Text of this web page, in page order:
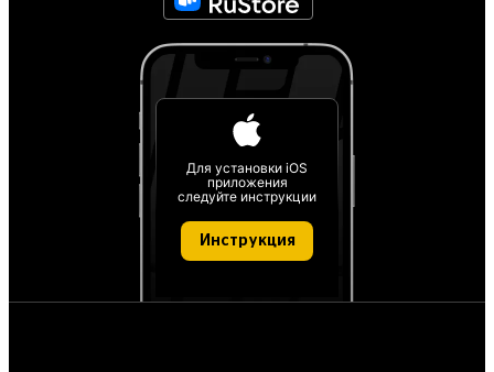
Для установки iOS
приложения
следуйте инструкции
Инструкция